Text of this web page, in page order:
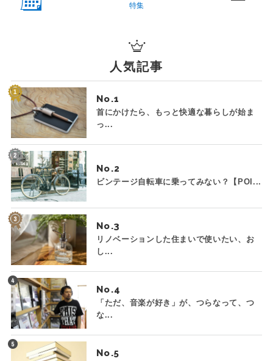
特集
人気記事
No.
首にかけたら、もっと快適な暮らしが始ま
っ...
No.
ビンテージ自転車に乗ってみない？【POI...
No.
リノベーションした住まいで使いたい、お
し...
No.
「ただ、音楽が好き」が、つらなって、つ
な...
No.